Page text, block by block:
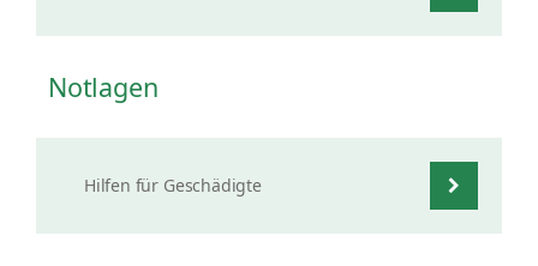
Notlagen
Hilfen für Geschädigte